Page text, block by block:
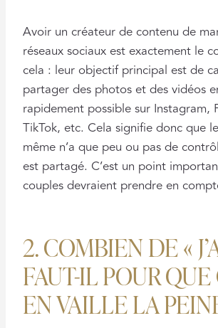
Avoir un créateur de contenu de
réseaux sociaux est exactement le
cela : leur objectif principal est de
partager des photos et des vidéos
rapidement possible sur Instagram,
TikTok, etc. Cela signifie donc que
même n’a que peu ou pas de
est partagé. C’est un point
couples devraient prendre en
2. COMBIEN DE «
FAUT-IL POUR
EN VAILLE LA